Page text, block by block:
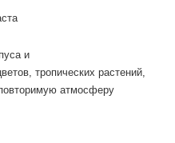
и
тропических растений,
атмосферу